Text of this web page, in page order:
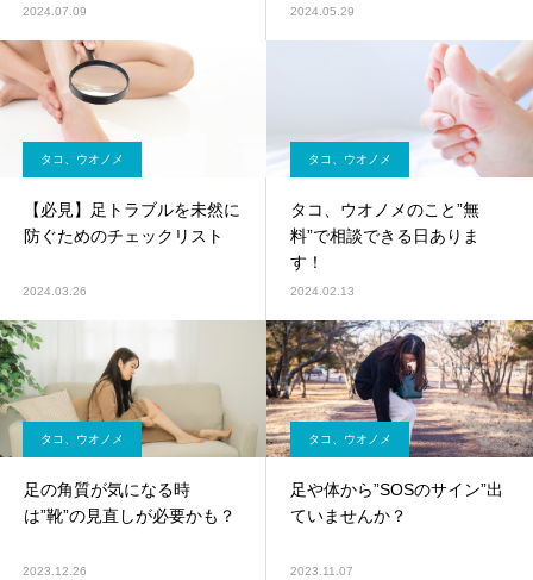
2024.07.09 2024.05.29
タコ、ウオノメ
【必見】足トラブルを未然に
防ぐためのチェックリスト
2024.03.26
タコ、ウオノメ
タコ、ウオノメのこと”無
料”で相談できる日ありま
す！
2024.02.13
タコ、ウオノメ
足の角質が気になる時
は”靴”の見直しが必要かも？
2023.12.26
タコ、ウオノメ
足や体から”SOSのサイン”出
ていませんか？
2023.11.07